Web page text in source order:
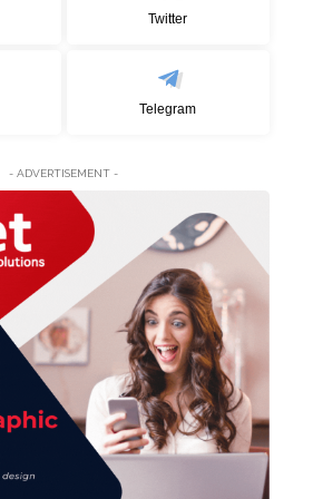
Twitter
Telegram
- ADVERTISEMENT -